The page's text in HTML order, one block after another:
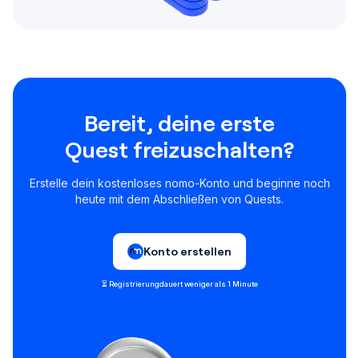
Bereit, deine erste
Quest freizuschalten?
Erstelle dein kostenloses nomo-Konto und beginne noch
heute mit dem Abschließen von Quests.
Konto erstellen
⏳ Registrierungdauert weniger als 1 Minute